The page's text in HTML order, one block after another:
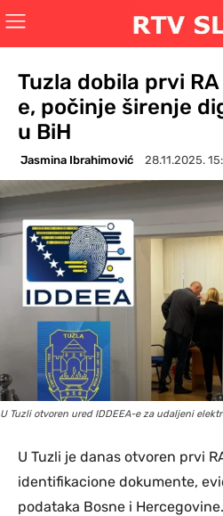
Tuzla dobila prvi
e, počinje širenje
u BiH
Jasmina Ibrahimović 28.11.2025.
U Tuzli otvoren ured IDDEEA-e za udaljeni
U Tuzli je danas otvoren prvi
identifikacione dokumente,
podataka Bosne i